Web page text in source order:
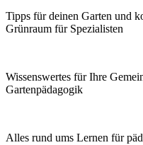
Tipps für deinen Garten und
Grünraum für Spezialisten
Wissenswertes für Ihre
Garten­pädagogik
Alles rund ums Lernen für